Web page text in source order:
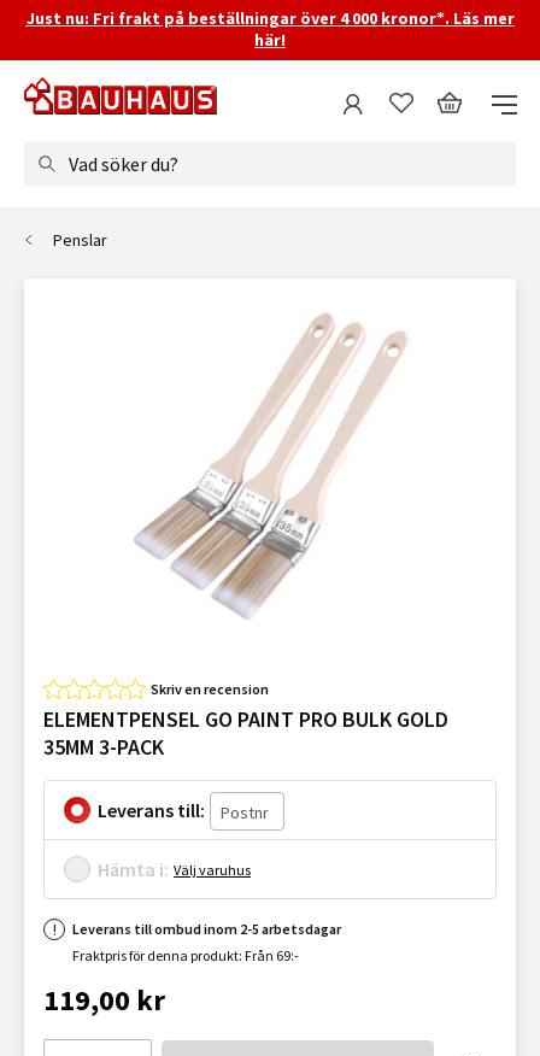
Just nu: Fri frakt på beställningar över 4 000 kronor*. Läs mer
här!
Vad söker du?
Penslar
Skriv en recension
ELEMENTPENSEL GO PAINT PRO BULK GOLD
35MM 3-PACK
Leverans till:
Hämta i: Välj varuhus
Leverans till ombud inom 2-5 arbetsdagar
Fraktpris för denna produkt: Från 69:-
119,00 kr